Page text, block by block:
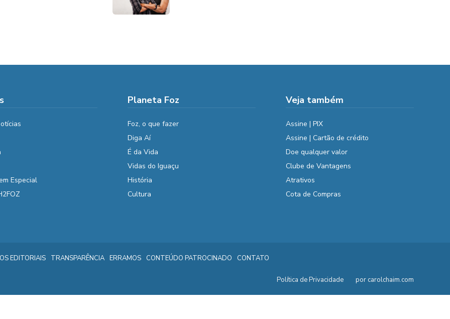
Especial
Planeta Foz
Foz, o que fazer
Diga Aí
É da Vida
Vidas do Iguaçu
História
Cultura
Veja também
Assine | PIX
Assine | Cartão de crédito
Doe qualquer valor
Clube de Vantagens
Atrativos
Cota de Compras
EDITORIAIS TRANSPARÊNCIA ERRAMOS CONTEÚDO PATROCINADO CONTATO
Política de Privacidade por carolchaim.com